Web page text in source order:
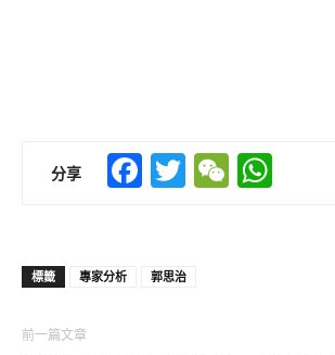
分享 Facebook
TwitterWeChat
標籤 專家分析 郭思治
前一篇文章